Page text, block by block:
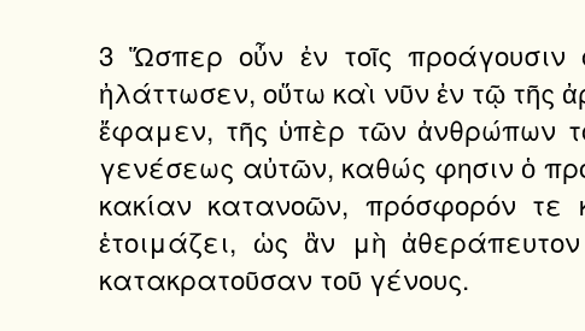
3 Ὥσπερ οὖν ἐν τοῖς προάγουσιν
ἠλάττωσεν, οὕτω καὶ νῦν ἐν τῷ τῆς
ἔφαμεν, τῆς ὑπὲρ τῶν ἀνθρώπων
γενέσεως αὐτῶν, καθώς φησιν ὁ
κακίαν κατανοῶν, πρόσφορόν τε
ἑτοιμάζει, ὡς ἂν μὴ
κατακρατοῦσαν τοῦ γένους.